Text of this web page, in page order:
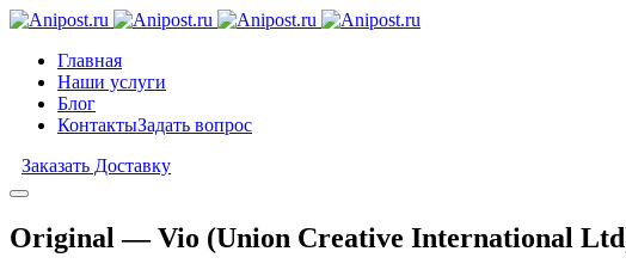
Главная
Наши услуги
Блог
КонтактыЗадать вопрос
Заказать Доставку
Original — Vio (Union Creative International